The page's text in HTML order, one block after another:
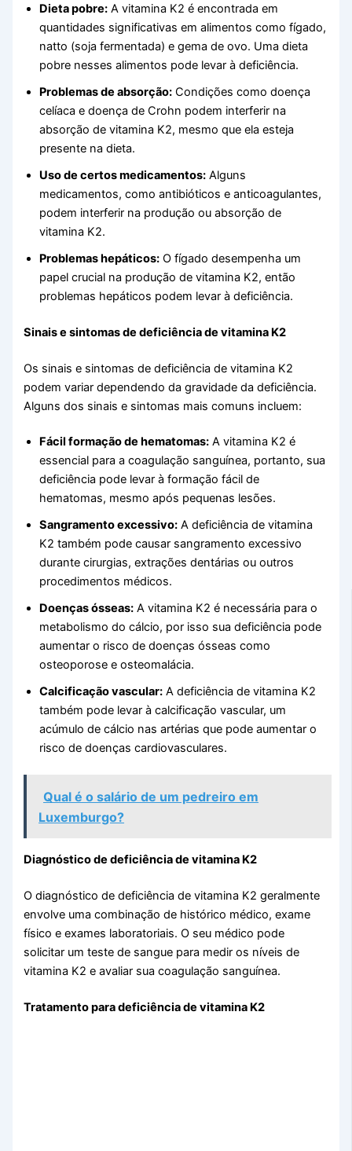
Dieta pobre: A vitamina K2 é encontrada em
quantidades significativas em alimentos como fígado,
natto (soja fermentada) e gema de ovo. Uma dieta
pobre nesses alimentos pode levar à deficiência.
Problemas de absorção: Condições como doença
celíaca e doença de Crohn podem interferir na
absorção de vitamina K2, mesmo que ela esteja
presente na dieta.
Uso de certos medicamentos: Alguns
medicamentos, como antibióticos e anticoagulantes,
podem interferir na produção ou absorção de
vitamina K2.
Problemas hepáticos: O fígado desempenha um
papel crucial na produção de vitamina K2, então
problemas hepáticos podem levar à deficiência.
Sinais e sintomas de deficiência de vitamina K2
Os sinais e sintomas de deficiência de vitamina K2
podem variar dependendo da gravidade da deficiência.
Alguns dos sinais e sintomas mais comuns incluem:
Fácil formação de hematomas: A vitamina K2 é
essencial para a coagulação sanguínea, portanto, sua
deficiência pode levar à formação fácil de
hematomas, mesmo após pequenas lesões.
Sangramento excessivo: A deficiência de vitamina
K2 também pode causar sangramento excessivo
durante cirurgias, extrações dentárias ou outros
procedimentos médicos.
Doenças ósseas: A vitamina K2 é necessária para o
metabolismo do cálcio, por isso sua deficiência pode
aumentar o risco de doenças ósseas como
osteoporose e osteomalácia.
Calcificação vascular: A deficiência de vitamina K2
também pode levar à calcificação vascular, um
acúmulo de cálcio nas artérias que pode aumentar o
risco de doenças cardiovasculares.
Qual é o salário de um pedreiro em
Luxemburgo?
Diagnóstico de deficiência de vitamina K2
O diagnóstico de deficiência de vitamina K2 geralmente
envolve uma combinação de histórico médico, exame
físico e exames laboratoriais. O seu médico pode
solicitar um teste de sangue para medir os níveis de
vitamina K2 e avaliar sua coagulação sanguínea.
Tratamento para deficiência de vitamina K2